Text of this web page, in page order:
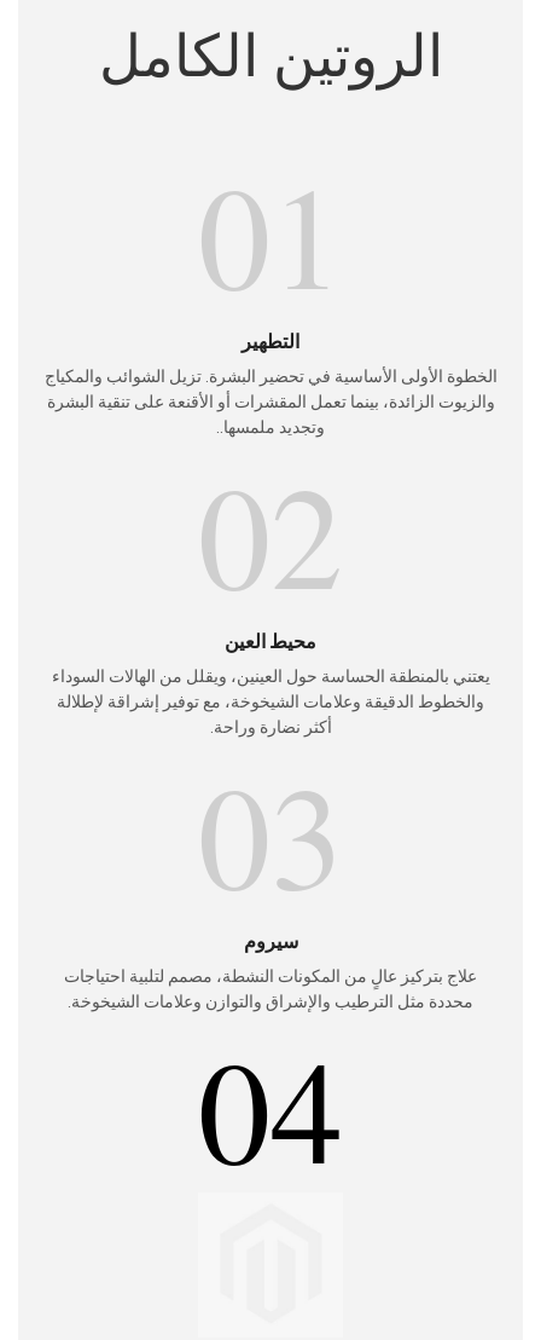
الروتين الكامل
01
التطهير
الخطوة الأولى الأساسية في تحضير البشرة. تزيل الشوائب والمكياج
والزيوت الزائدة، بينما تعمل المقشرات أو الأقنعة على تنقية البشرة
وتجديد ملمسها..
02
محيط العين
يعتني بالمنطقة الحساسة حول العينين، ويقلل من الهالات السوداء
والخطوط الدقيقة وعلامات الشيخوخة، مع توفير إشراقة لإطلالة
أكثر نضارة وراحة.
03
سيروم
علاج بتركيز عالٍ من المكونات النشطة، مصمم لتلبية احتياجات
محددة مثل الترطيب والإشراق والتوازن وعلامات الشيخوخة.
04